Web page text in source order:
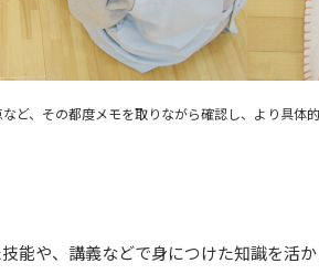
など、その都度メモを取りながら確認し、より具
能や、講義などで身につけた知識を活か